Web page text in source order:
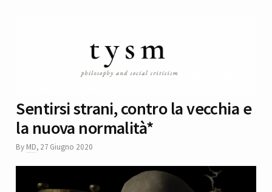
Sentirsi strani, contro la vecchia e
la nuova normalità*
By MD, 27 Giugno 2020